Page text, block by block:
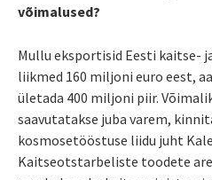
võimalused?
Mullu eksportisid Eesti kaitse-
liikmed 160 miljoni euro eest,
ületada 400 miljoni piir.
saavutatakse juba varem,
kosmosetööstuse liidu juht
Kaitseotstarbeliste toodete